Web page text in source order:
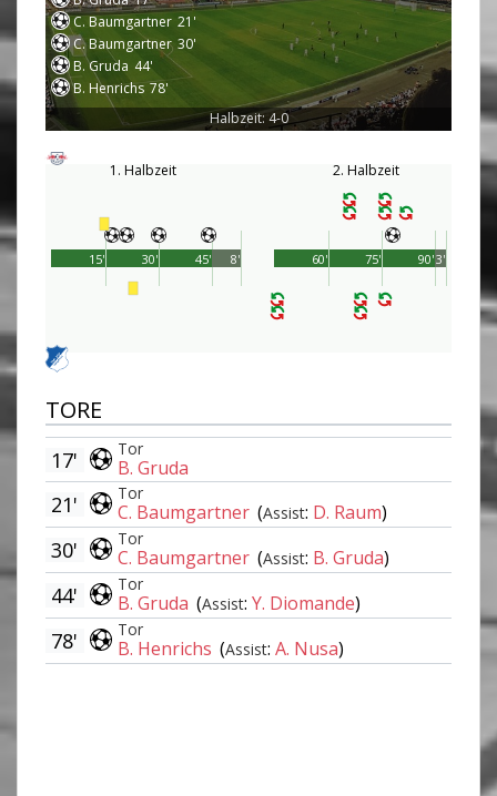
C. Baumgartner 21'
C. Baumgartner 30'
B. Gruda 44'
B. Henrichs 78'
Halbzeit: 4-0
1. Halbzeit
45'
15' 30' 8'
2. Halbzeit
90'
60' 75' 3'
TORE
Tor
B. Gruda
17'
Tor
C. Baumgartner (Assist: D. Raum)
21'
Tor
C. Baumgartner (Assist: B. Gruda)
30'
Tor
B. Gruda (Assist: Y. Diomande)
44'
Tor
B. Henrichs (Assist: A. Nusa)
78'